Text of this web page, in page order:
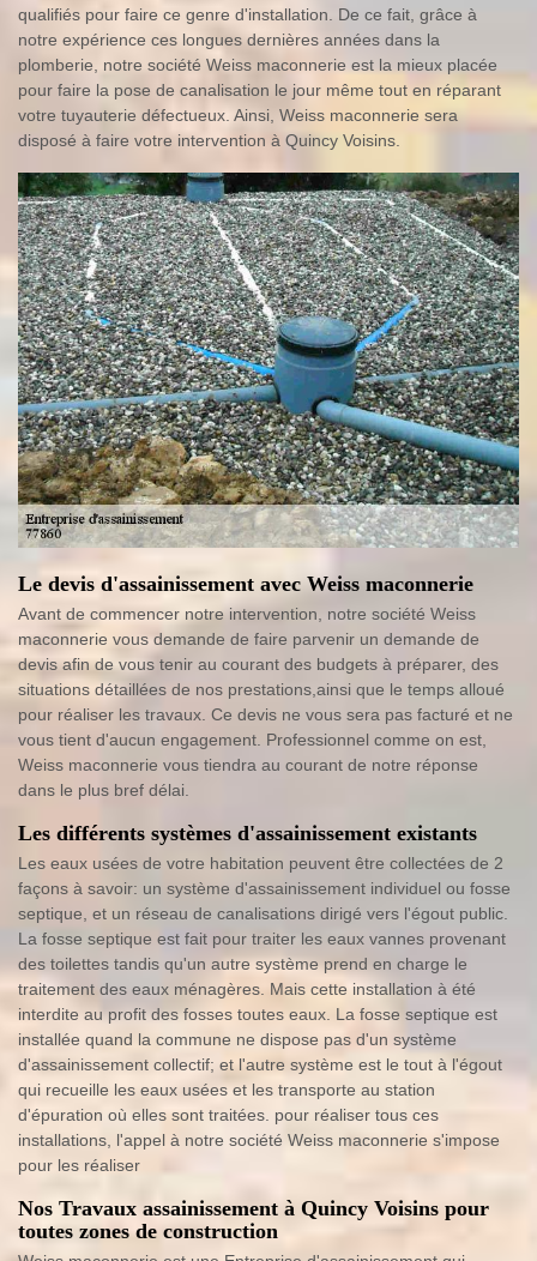
qualifiés pour faire ce genre d'installation. De ce fait, grâce à
notre expérience ces longues dernières années dans la
plomberie, notre société Weiss maconnerie est la mieux placée
pour faire la pose de canalisation le jour même tout en réparant
votre tuyauterie défectueux. Ainsi, Weiss maconnerie sera
disposé à faire votre intervention à Quincy Voisins.
Le devis d'assainissement avec Weiss maconnerie
Avant de commencer notre intervention, notre société Weiss
maconnerie vous demande de faire parvenir un demande de
devis afin de vous tenir au courant des budgets à préparer, des
situations détaillées de nos prestations,ainsi que le temps alloué
pour réaliser les travaux. Ce devis ne vous sera pas facturé et ne
vous tient d'aucun engagement. Professionnel comme on est,
Weiss maconnerie vous tiendra au courant de notre réponse
dans le plus bref délai.
Les différents systèmes d'assainissement existants
Les eaux usées de votre habitation peuvent être collectées de 2
façons à savoir: un système d'assainissement individuel ou fosse
septique, et un réseau de canalisations dirigé vers l'égout public.
La fosse septique est fait pour traiter les eaux vannes provenant
des toilettes tandis qu'un autre système prend en charge le
traitement des eaux ménagères. Mais cette installation à été
interdite au profit des fosses toutes eaux. La fosse septique est
installée quand la commune ne dispose pas d'un système
d'assainissement collectif; et l'autre système est le tout à l'égout
qui recueille les eaux usées et les transporte au station
d'épuration où elles sont traitées. pour réaliser tous ces
installations, l'appel à notre société Weiss maconnerie s'impose
pour les réaliser
Nos Travaux assainissement à Quincy Voisins pour
toutes zones de construction